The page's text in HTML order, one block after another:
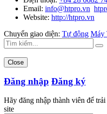
Email: info@htpro.vn
Website: http://htpro.vn
Chuyển giao diện: Tự động Máy
Close
Đăng nhập Đăng ký
Hãy đăng nhập thành viên để
site